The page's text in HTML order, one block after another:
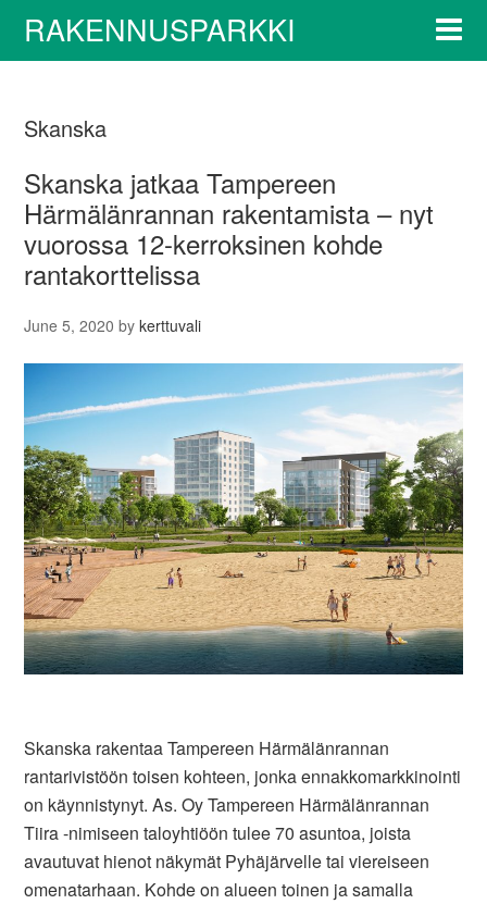
RAKENNUSPARKKI
Skanska
Skanska jatkaa Tampereen
Härmälänrannan rakentamista – nyt
vuorossa 12-kerroksinen kohde
rantakorttelissa
June 5, 2020 bykerttuvali
Skanska rakentaa Tampereen Härmälänrannan
rantarivistöön toisen kohteen, jonka ennakkomarkkinointi
on käynnistynyt. As. Oy Tampereen Härmälänrannan
Tiira -nimiseen taloyhtiöön tulee 70 asuntoa, joista
avautuvat hienot näkymät Pyhäjärvelle tai viereiseen
omenatarhaan. Kohde on alueen toinen ja samalla